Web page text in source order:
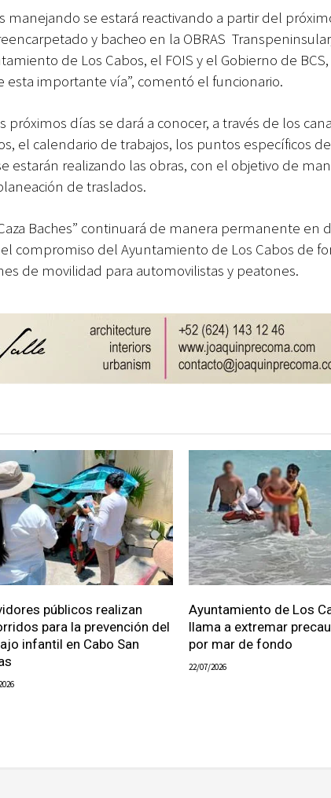
manejando se estará reactivando a partir del
y bacheo en la OBRAS
de Los Cabos, el FOIS y el Gobierno de
importante vía”, comentó el funcionario.
días se dará a conocer, a través de los
el calendario de trabajos, los puntos específicos de
estarán realizando las obras, con el objetivo de
de traslados.
Baches” continuará de manera permanente en
compromiso del Ayuntamiento de Los Cabos de
de movilidad para automovilistas y peatones.
públicos realizan
para la prevención del
infantil en Cabo San
Ayuntamiento de Los
llama a extremar
por mar de fondo
22/07/2026